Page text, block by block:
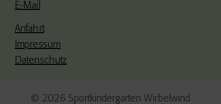
E-Mail
Anfahrt
Impressum
Datenschutz
© 2026 Sportkindergarten Wirbelwind